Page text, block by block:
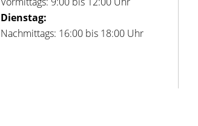
Dienstag:
Nachmittags: 16:00 bis 18:00 Uhr